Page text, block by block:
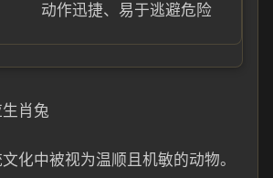
动作迅捷、易于逃避危险
肖兔
化中被视为温顺且机敏的动物。